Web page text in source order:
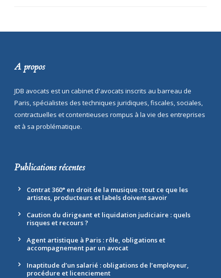
A propos
JDB avocats est un cabinet d'avocats inscrits au barreau de
Paris, spécialistes des techniques juridiques, fiscales, sociales,
contractuelles et contentieuses rompus à la vie des entreprises
et à sa problématique.
Publications récentes
Contrat 360° en droit de la musique : tout ce que les
artistes, producteurs et labels doivent savoir
Caution du dirigeant et liquidation judiciaire : quels
risques et recours ?
Agent artistique à Paris : rôle, obligations et
accompagnement par un avocat
Inaptitude d’un salarié : obligations de l’employeur,
procédure et licenciement